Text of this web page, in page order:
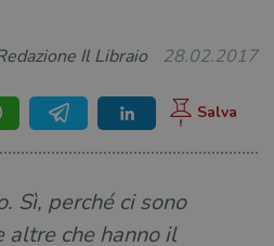
Il Libraio 28.02.2017
Sì, perché ci sono
che hanno il